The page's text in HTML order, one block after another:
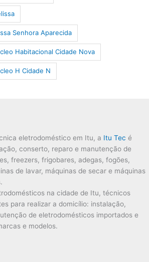
Senhora Aparecida
Habitacional Cidade Nova
H Cidade N
eletrodoméstico em Itu, a Itu Tec é
conserto, reparo e manutenção de
freezers, frigobares, adegas, fogões,
de lavar, máquinas de secar e máquinas
na cidade de Itu, técnicos
para realizar a domicílio: instalação,
de eletrodomésticos importados e
e modelos.